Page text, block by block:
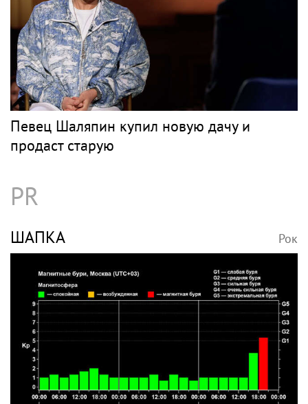
Певец Шаляпин купил новую дачу и
продаст старую
PR
ШАПКА Рок